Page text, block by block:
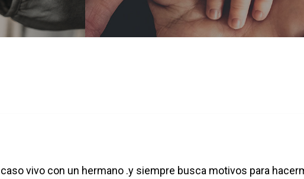
vivo con un hermano .y siempre busca motivos para